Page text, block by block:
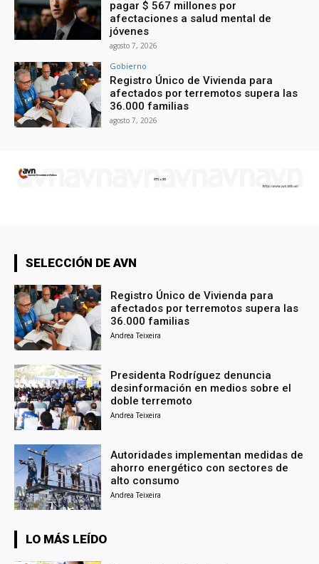
pagar $ 567 millones por
afectaciones a salud mental de
jóvenes
agosto 7, 2026
Gobierno
Registro Único de Vivienda para
afectados por terremotos supera las
36.000 familias
agosto 7, 2026
SELECCIÓN DE AVN
Registro Único de Vivienda para
afectados por terremotos supera las
36.000 familias
Andrea Teixeira
Presidenta Rodríguez denuncia
desinformación en medios sobre el
doble terremoto
Andrea Teixeira
Autoridades implementan medidas de
ahorro energético con sectores de
alto consumo
Andrea Teixeira
LO MÁS LEÍDO